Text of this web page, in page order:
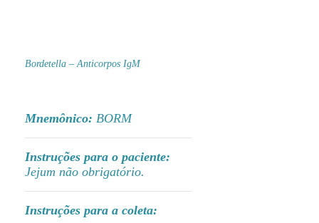
Bordetella – Anticorpos IgM
Mnemônico: BORM
Instruções para o paciente:
Jejum não obrigatório.
Instruções para a coleta: